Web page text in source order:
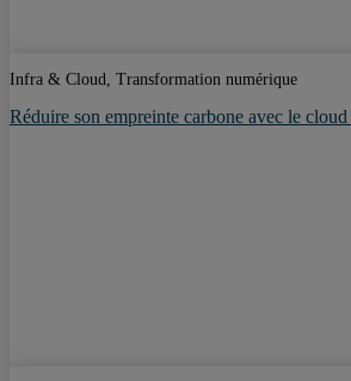
Infra & Cloud, Transformation numérique
Réduire son empreinte carbone avec le cloud